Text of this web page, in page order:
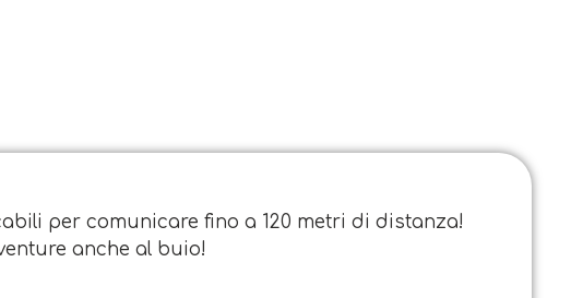
per comunicare fino a 120 metri di distanza!
anche al buio!